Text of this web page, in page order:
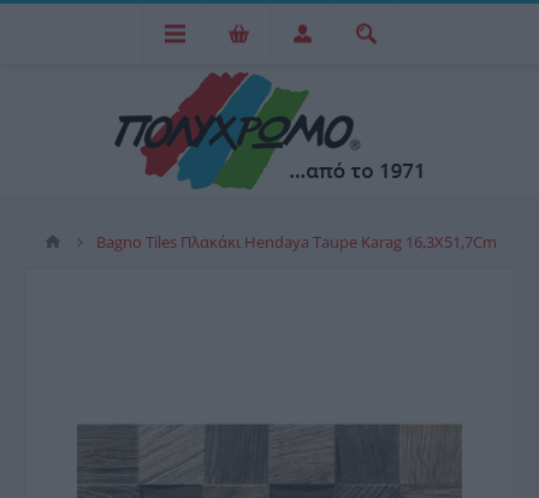
Bagno Tiles Πλακάκι Hendaya Taupe Karag 16,3X51,7Cm